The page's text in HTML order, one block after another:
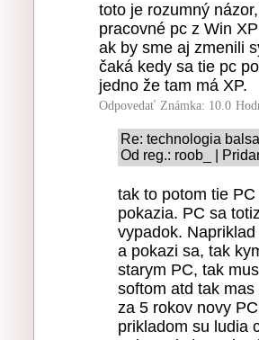
toto je rozumný
pracovné pc z Win
ak by sme aj zmenili
čaká kedy sa tie pc
jedno že tam má XP.
Odpovedať Známka: 10.0
Re: technologia
Od reg.: roob_ |
tak to potom tie
pokazia. PC sa
vypadok.
a pokazi sa, tak
starym PC, tak
softom atd tak
za 5 rokov novy
prikladom su ludia